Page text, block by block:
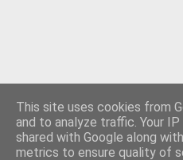
Drevet
This site uses cookies from
and to analyze traffic. Your
shared with Google along
metrics to ensure quality of